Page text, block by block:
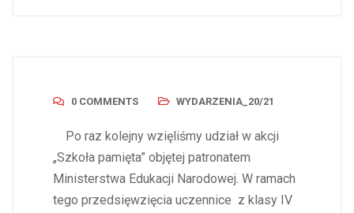
0 COMMENTS WYDARZENIA_20/21
Po raz kolejny wzięliśmy udział w akcji
„Szkoła pamięta” objętej patronatem
Ministerstwa Edukacji Narodowej. W ramach
tego przedsięwzięcia uczennice z klasy IV